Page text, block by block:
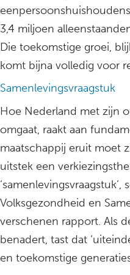
3,4 miljoen
Die toekomstige groei,
komt bijna volledig voor
Samenlevingsvraagstuk
Hoe Nederland met zijn
omgaat, raakt aan
maatschappij eruit moet
uitstek een
Volksgezondheid en
verschenen rapport. Als
benadert, tast dat
en toekomstige generaties